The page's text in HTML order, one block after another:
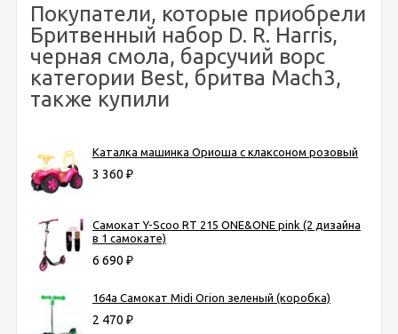
Покупатели, которые приобрели
Бритвенный набор D. R. Harris,
черная смола, барсучий ворс
категории Best, бритва Mach3,
также купили
Каталка машинка Ориоша с клаксоном розовый
3 360 ₽
Самокат Y-Scoo RT 215 ONE&ONE pink (2 дизайна
в 1 самокате)
6 690 ₽
164а Самокат Midi Orion зеленый (коробка)
2 470 ₽